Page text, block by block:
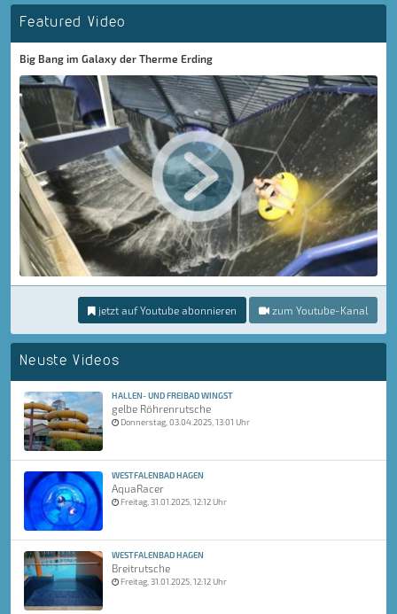
Featured Video
Big Bang im Galaxy der Therme Erding
jetzt auf Youtube abonnieren zum Youtube-Kanal
Neuste Videos
HALLEN- UND FREIBAD WINGST
gelbe Röhrenrutsche
Donnerstag, 03.04.2025, 13:01 Uhr
WESTFALENBAD HAGEN
AquaRacer
Freitag, 31.01.2025, 12:12 Uhr
WESTFALENBAD HAGEN
Breitrutsche
Freitag, 31.01.2025, 12:12 Uhr